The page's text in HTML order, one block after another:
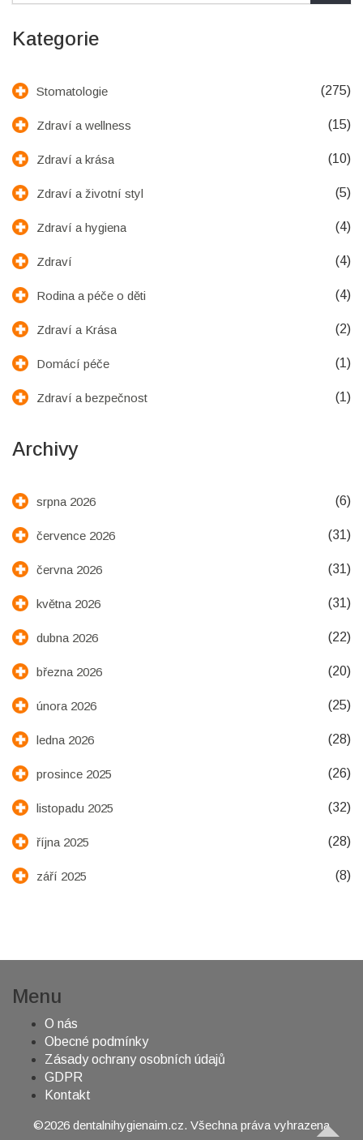
Kategorie
Stomatologie (275)
Zdraví a wellness (15)
Zdraví a krása (10)
Zdraví a životní styl (5)
Zdraví a hygiena (4)
Zdraví (4)
Rodina a péče o děti (4)
Zdraví a Krása (2)
Domácí péče (1)
Zdraví a bezpečnost (1)
Archivy
srpna 2026 (6)
července 2026 (31)
června 2026 (31)
května 2026 (31)
dubna 2026 (22)
března 2026 (20)
února 2026 (25)
ledna 2026 (28)
prosince 2025 (26)
listopadu 2025 (32)
října 2025 (28)
září 2025 (8)
Menu
O nás
Obecné podmínky
Zásady ochrany osobních údajů
GDPR
Kontakt
©2026 dentalnihygienaim.cz. Všechna práva vyhrazena